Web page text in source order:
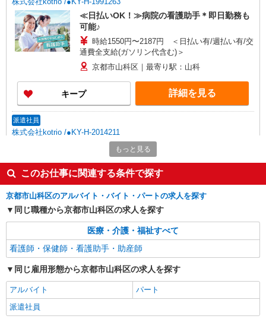
≪日払いOK！≫病院の看護助手＊即日勤務も
可能♪
時給1550円〜2187円 ＜日払い有/週払い有/交
通費全支給(ガソリン代含む)＞
京都市山科区｜最寄り駅：山科
キープ 詳細を見る
派遣社員
株式会社kotrio /●KY-H-2014211
≪山科駅≫年齢不問！０からスタートでも活躍
できる看護助手♪
時給1550円〜2187円 ＜日払い有/週払い有/交
通費全支給(ガソリン代含む)＞
京都市山科区｜最寄り駅：山科
キープ 詳細を見る
派遣社員
株式会社kotrio /●KY-H-1956341
山科駅｜看護師さんのサポートスタッフ募集♪
通費全支給(ガソリン代含む)＞
もっと見る
このお仕事に関連する条件で探す
京都市山科区のアルバイト・バイト・パートの求人を探す
同じ職種から京都市山科区の求人を探す
医療・介護・福祉すべて
看護師・保健師・看護助手・助産師
同じ雇用形態から京都市山科区の求人を探す
アルバイト
パート
派遣社員